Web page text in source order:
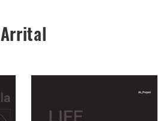
Arrital